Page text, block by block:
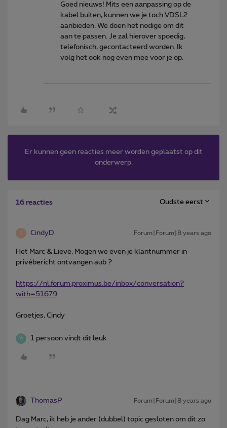
Goed nieuws! Mits een aanpassing op de
kabel buiten, kunnen we je toch VDSL2
aanbieden. We doen het nodige om dit
aan te passen. Je zal hierover spoedig,
telefonisch, gecontacteerd worden. Ik
volg het ook nog even mee voor je op.
Er kunnen geen reacties meer worden geplaatst op dit
onderwerp.
16 reacties Oudste eerst
C CindyD Forum|Forum|8 years ago
Het Marc & Lieve, Mogen we even je klantnummer in
privébericht ontvangen aub ?
https://nl.forum.proximus.be/inbox/conversation?
with=51679
Groetjes, Cindy
W 1 persoon vindt dit leuk
ThomasP Forum|Forum|8 years ago
Dag Marc, ik heb je ander (dubbel) topic gesloten om dit zo